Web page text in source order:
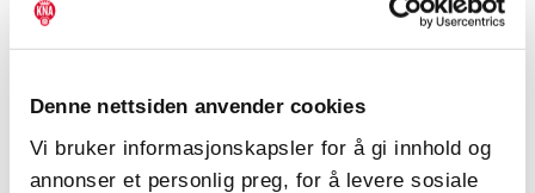
Denne nettsiden anvender cookies
Vi bruker informasjonskapsler for å gi innhold og
annonser et personlig preg, for å levere sosiale
Vask bilen din ofte og jevnlig dersom du kjører
fører som kjent til at korrosjon på kjøretøy
øker.